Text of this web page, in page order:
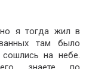
я тогда жил в
там было
на небе.